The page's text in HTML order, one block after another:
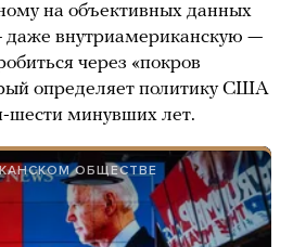
на объективных данных
даже внутриамериканскую —
через «покров
определяет политику США
шести минувших лет.
ОБЩЕСТВЕ